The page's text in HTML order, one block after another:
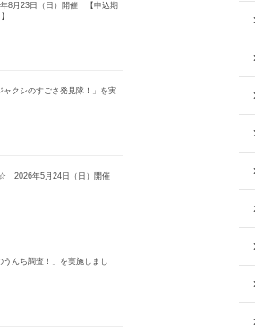
8月23日（日）開催 【申込期
ャクシのすごさ発見隊！」を実
☆ 2026年5月24日（日）開催
んち調査！」を実施しまし